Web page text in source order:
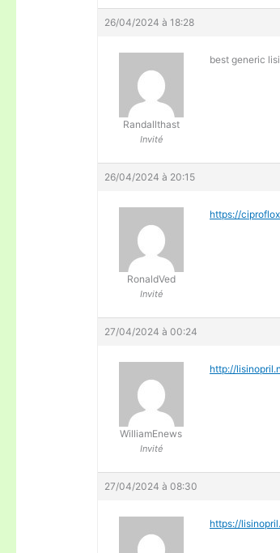
26/04/2024 à 18:28
Randallthast
Invité
best generic
26/04/2024 à 20:15
RonaldVed
Invité
https://
27/04/2024 à 00:24
WilliamEnews
Invité
http://
27/04/2024 à 08:30
https://